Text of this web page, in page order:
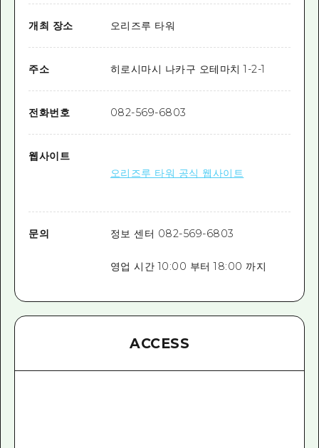
개최 장소 오리즈루 타워
주소 히로시마시 나카구 오테마치 1-2-1
전화번호 082-569-6803
웹사이트
오리즈루 타워 공식 웹사이트
문의 정보 센터 082-569-6803
영업 시간 10:00 부터 18:00 까지
ACCESS